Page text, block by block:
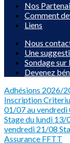
Nos
Comment
Liens
Nous
Une
Sondage sur
Devenez
Adhésions 2026/
Inscription
01/07 au
Stage du lundi
vendredi 21/08
Assurance FFTT